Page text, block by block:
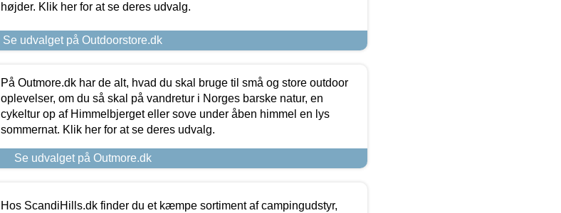
højder. Klik her for at se deres udvalg.
Se udvalget på Outdoorstore.dk
På Outmore.dk har de alt, hvad du skal bruge til små og store outdoor
oplevelser, om du så skal på vandretur i Norges barske natur, en
cykeltur op af Himmelbjerget eller sove under åben himmel en lys
sommernat. Klik her for at se deres udvalg.
Se udvalget på Outmore.dk
Hos ScandiHills.dk finder du et kæmpe sortiment af campingudstyr,